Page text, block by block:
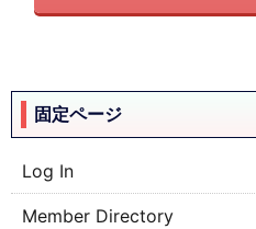
固定ページ
Log In
Member Directory